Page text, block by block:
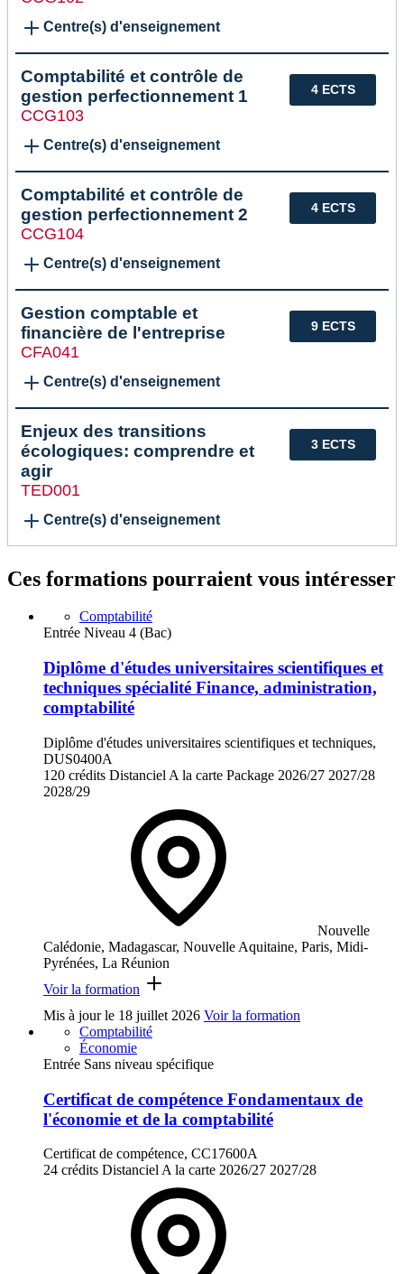
Centre(s) d'enseignement
4 ECTS
Comptabilité et contrôle de
gestion perfectionnement 1
CCG103
Centre(s) d'enseignement
4 ECTS
Comptabilité et contrôle de
gestion perfectionnement 2
CCG104
Centre(s) d'enseignement
9 ECTS
Gestion comptable et
financière de l'entreprise
CFA041
Centre(s) d'enseignement
3 ECTS
Enjeux des transitions
écologiques: comprendre et
agir
TED001
Centre(s) d'enseignement
Ces formations pourraient vous intéresser
Comptabilité
Entrée Niveau 4 (Bac)
Diplôme d'études universitaires scientifiques et
techniques spécialité Finance, administration,
comptabilité
Diplôme d'études universitaires scientifiques et techniques,
DUS0400A
120 crédits Distanciel A la carte Package 2026/27 2027/28
2028/29
Nouvelle
Calédonie, Madagascar, Nouvelle Aquitaine, Paris, Midi-
Pyrénées, La Réunion
Voir la formation
Mis à jour le 18 juillet 2026 Voir la formation
Comptabilité
Économie
Entrée Sans niveau spécifique
Certificat de compétence Fondamentaux de
l'économie et de la comptabilité
Certificat de compétence, CC17600A
24 crédits Distanciel A la carte 2026/27 2027/28